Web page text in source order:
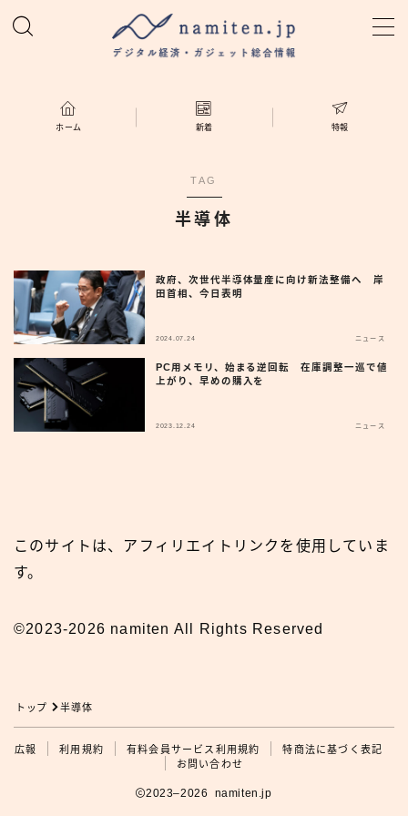
ホーム
namiten.jp
広報
ホーム 新着 特報
TAG
半導体
政府、次世代半導体量産に向け新法整備へ 岸
田首相、今日表明
2024.07.24 ニュース
PC用メモリ、始まる逆回転 在庫調整一巡で値
上がり、早めの購入を
2023.12.24 ニュース
このサイトは、アフィリエイトリンクを使用していま
す。
©2023-2026 namiten All Rights Reserved
トップ 半導体
広報 利用規約 有料会員サービス利用規約
特商法に基づく表記
お問い合わせ
2023–2026 namiten.jp